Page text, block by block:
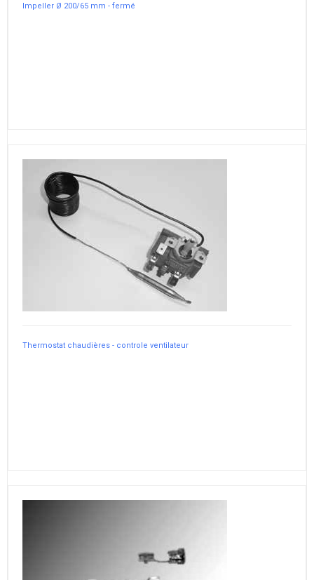
Impeller Ø 200/65 mm - fermé
Thermostat chaudières - controle ventilateur